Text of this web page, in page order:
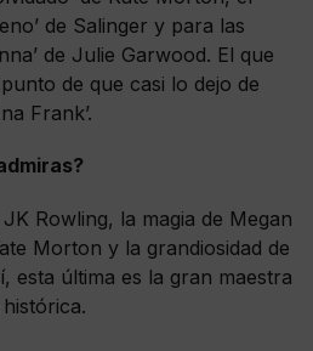
de Salinger y para las
de Julie Garwood. El que
de que casi lo dejo de
Frank’.
Rowling, la magia de Megan
Morton y la grandiosidad de
esta última es la gran maestra